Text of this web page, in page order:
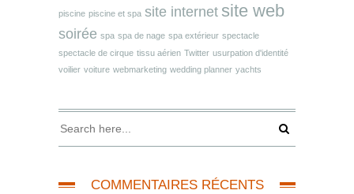
piscine piscine et spa site internet site web
soirée spa spa de nage spa extérieur spectacle
spectacle de cirque tissu aérien Twitter usurpation d'identité
voilier voiture webmarketing wedding planner yachts
COMMENTAIRES RÉCENTS